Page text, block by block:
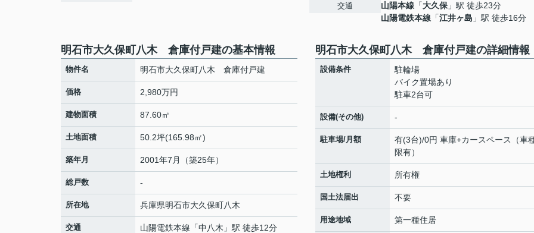
交通
山陽本線 「大久保 」駅 徒歩23分
山陽電鉄本線 「江井ヶ島 」駅 徒歩16分
明石市大久保町八木 倉庫付戸建の基本情報
物件名 明石市大久保町八木 倉庫付戸建
価格 2,980万円
建物面積 87.60㎡
土地面積 50.2坪(165.98㎡)
築年月 2001年7月（築25年）
総戸数 -
所在地 兵庫県明石市大久保町八木
交通 山陽電鉄本線 「中八木 」駅 徒歩12分
明石市大久保町八木 倉庫付戸建の詳細情報
設備条件
駐輪場
バイク置場あり
駐車2台可
設備(その他) -
駐車場/月額
有(3台)/0円 車庫+カースペース（車
限有）
土地権利 所有権
国土法届出 不要
用途地域 第一種住居